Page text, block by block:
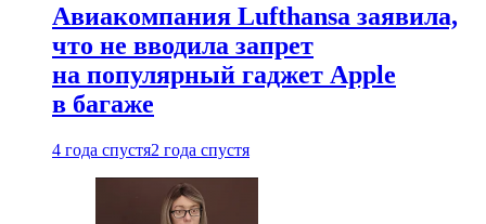
Авиакомпания Lufthansa заявила,
что не вводила запрет
на популярный гаджет Apple
в багаже
4 года спустя2 года спустя